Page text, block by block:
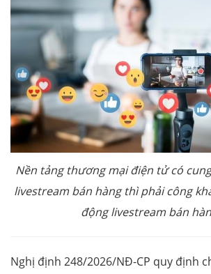
Nền tảng thương mại điện tử có
livestream bán hàng thì phải công
động livestream bán
Nghị định 248/2026/NĐ-CP quy định